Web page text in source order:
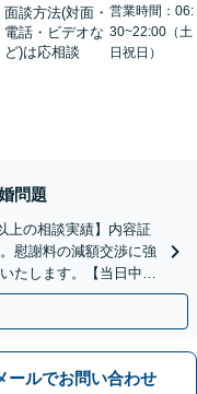
面談方法(対面・
電話・ビデオな
ど)は応相談
営業時間：06:
30~22:00（土
日祝日）
問題
上の相談実績】内容証
慰謝料の減額交渉に強
たします。【当日中の
ールでお問い合わせ